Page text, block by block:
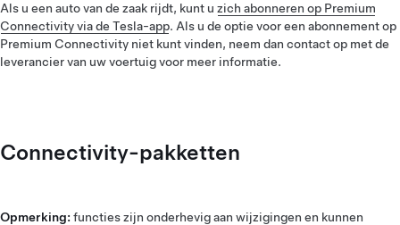
Als u een auto van de zaak rijdt, kunt u zich abonneren op Premium
Connectivity via de Tesla-app. Als u de optie voor een abonnement op
Premium Connectivity niet kunt vinden, neem dan contact op met de
leverancier van uw voertuig voor meer informatie.
Connectivity-pakketten
Opmerking: functies zijn onderhevig aan wijzigingen en kunnen